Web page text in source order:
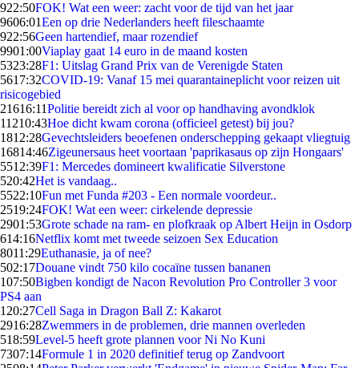
922:50FOK! Wat een weer: zacht voor de tijd van het jaar
9606:01Een op drie Nederlanders heeft fileschaamte
922:56Geen hartendief, maar rozendief
9901:00Viaplay gaat 14 euro in de maand kosten
5323:28F1: Uitslag Grand Prix van de Verenigde Staten
5617:32COVID-19: Vanaf 15 mei quarantaineplicht voor reizen uit
risicogebied
21616:11Politie bereidt zich al voor op handhaving avondklok
11210:43Hoe dicht kwam corona (officieel getest) bij jou?
1812:28Gevechtsleiders beoefenen onderschepping gekaapt vliegtuig
16814:46Zigeunersaus heet voortaan 'paprikasaus op zijn Hongaars'
5512:39F1: Mercedes domineert kwalificatie Silverstone
520:42Het is vandaag..
5522:10Fun met Funda #203 - Een normale voordeur..
2519:24FOK! Wat een weer: cirkelende depressie
2901:53Grote schade na ram- en plofkraak op Albert Heijn in Osdorp
614:16Netflix komt met tweede seizoen Sex Education
8011:29Euthanasie, ja of nee?
502:17Douane vindt 750 kilo cocaïne tussen bananen
107:50Bigben kondigt de Nacon Revolution Pro Controller 3 voor
PS4 aan
1 20:27Cell Saga in Dragon Ball Z: Kakarot
2916:28Zwemmers in de problemen, drie mannen overleden
518:59Level-5 heeft grote plannen voor Ni No Kuni
7307:14Formule 1 in 2020 definitief terug op Zandvoort